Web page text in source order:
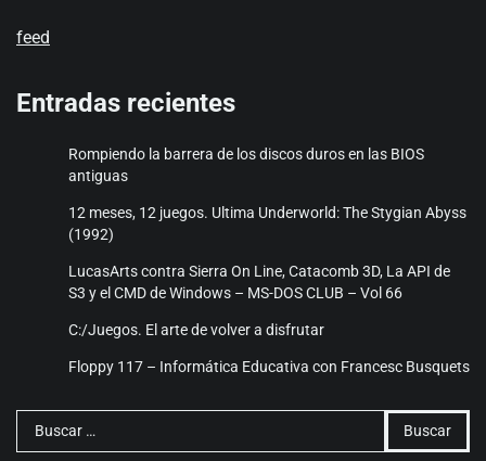
feed
Entradas recientes
Rompiendo la barrera de los discos duros en las BIOS
antiguas
12 meses, 12 juegos. Ultima Underworld: The Stygian Abyss
(1992)
LucasArts contra Sierra On Line, Catacomb 3D, La API de
S3 y el CMD de Windows – MS-DOS CLUB – Vol 66
C:/Juegos. El arte de volver a disfrutar
Floppy 117 – Informática Educativa con Francesc Busquets
Buscar: